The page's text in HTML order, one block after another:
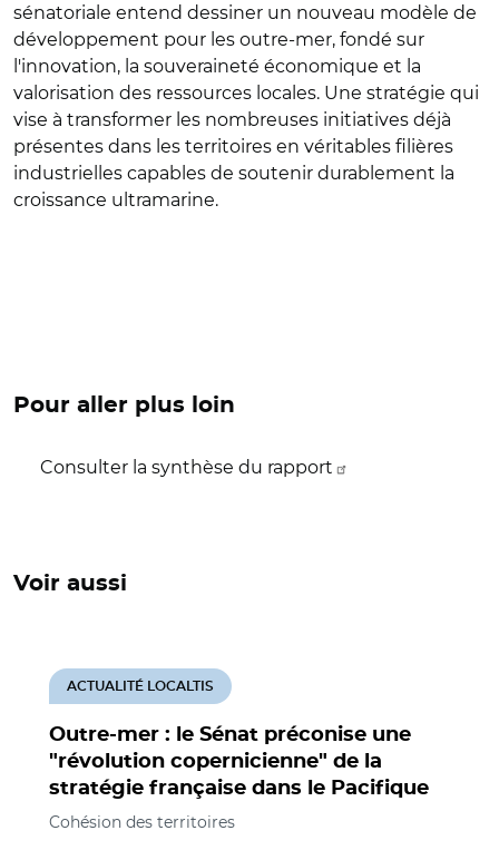
sénatoriale entend dessiner un nouveau modèle de
développement pour les outre-mer, fondé sur
l'innovation, la souveraineté économique et la
valorisation des ressources locales. Une stratégie qui
vise à transformer les nombreuses initiatives déjà
présentes dans les territoires en véritables filières
industrielles capables de soutenir durablement la
croissance ultramarine.
Pour aller plus loin
Consulter la synthèse du rapport
Voir aussi
Outre-mer : le Sénat préconise une
"révolution copernicienne" de la
stratégie française dans le Pacifique
ACTUALITÉ LOCALTIS
Cohésion des territoires